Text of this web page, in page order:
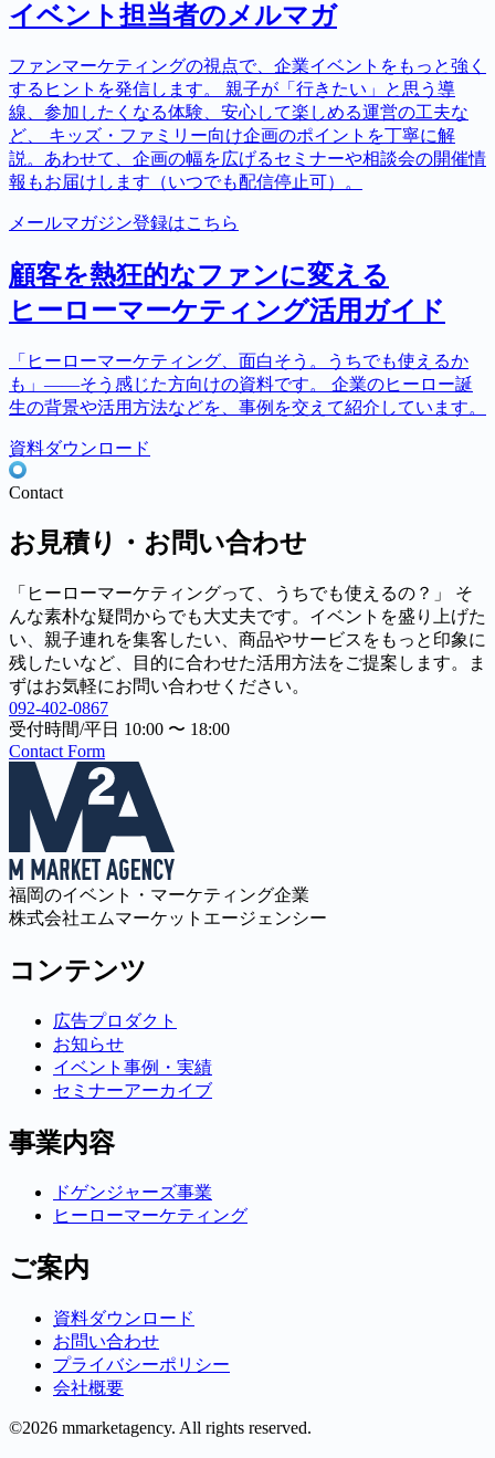
イベント担当者のメルマガ
ファンマーケティングの視点で、企業イベントをもっと強く
するヒントを発信します。 親子が「行きたい」と思う導
線、参加したくなる体験、安心して楽しめる運営の工夫な
ど、 キッズ・ファミリー向け企画のポイントを丁寧に解
説。あわせて、企画の幅を広げるセミナーや相談会の開催情
報もお届けします（いつでも配信停止可）。
メールマガジン登録はこちら
顧客を熱狂的なファンに変える
ヒーローマーケティング活用ガイド
「ヒーローマーケティング、面白そう。うちでも使えるか
も」――そう感じた方向けの資料です。 企業のヒーロー誕
生の背景や活用方法などを、事例を交えて紹介しています。
資料ダウンロード
Contact
お見積り・お問い合わせ
「ヒーローマーケティングって、うちでも使えるの？」 そ
んな素朴な疑問からでも大丈夫です。イベントを盛り上げた
い、親子連れを集客したい、商品やサービスをもっと印象に
残したいなど、目的に合わせた活用方法をご提案します。ま
ずはお気軽にお問い合わせください。
092-402-0867
受付時間/平日 10:00 〜 18:00
Contact Form
福岡のイベント・マーケティング企業
株式会社エムマーケットエージェンシー
コンテンツ
広告プロダクト
お知らせ
イベント事例・実績
セミナーアーカイブ
事業内容
ドゲンジャーズ事業
ヒーローマーケティング
ご案内
資料ダウンロード
お問い合わせ
プライバシーポリシー
会社概要
©2026 mmarketagency. All rights reserved.